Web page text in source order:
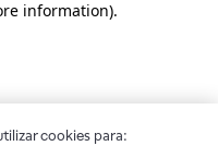
information).
cookies para: